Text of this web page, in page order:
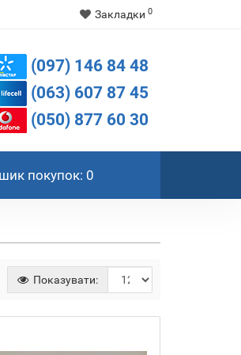
Закладки 0
(097) 146 84 48
(063) 607 87 45
(050) 877 60 30
покупок: 0
Показувати: